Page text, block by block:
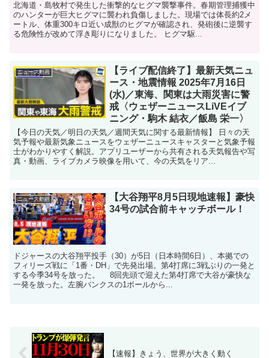
北海道・島牧村で発生した衝撃的なヒグマ襲撃事件。春期管理捕獲中
のハンターが巨大ヒグマに襲われ負傷しました。現場では体長約2メ
ートル、体重300キロ近い成獣のヒグマが確認され、発砲後に逆襲す
る危険性が改めて浮き彫りになりました。 ヒグマ駆...
ニュース動画
【ライブ配信終了】最新天気ニュ
ース・地震情報 2025年7月16日
(水)／東海、関東は大雨災害に警
戒〈ウェザーニュースLiVEイブ
ニング・駒木 結衣／飯島 栄一〉
【今日の天気／明日の天気／週間天気に関する最新情報】 日々の天
気予報や最新気象ニュースをウェザーニュースキャスターと気象予報
士がわかりやすく解説。アプリユーザーから共有される天気報告や写
真・動画、ライブカメラ映像を用いて、今の天気をリア...
ニュース動画
【大谷翔平8月5日現地速報】豪快
34号の試合前キャッチボール！
ドジャースの大谷翔平投手（30）が5日（日本時間6日）、本拠での
フィリーズ戦に「1番・DH」で先発出場。第4打席に3戦ぶりの一発と
する今季34号を放った。 8回先頭で迎えた第4打席で大谷が豪快な
一発を放った。左腕バンクスの1ボールから...
【速報】きょう、世界が大きく動く